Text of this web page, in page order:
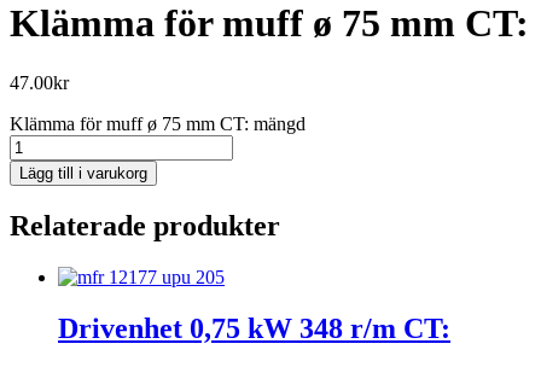
Klämma för muff ø 75 mm CT:
47.00kr
Klämma för muff ø 75 mm CT: mängd
Lägg till i varukorg
Relaterade produkter
Drivenhet 0,75 kW 348 r/m CT: